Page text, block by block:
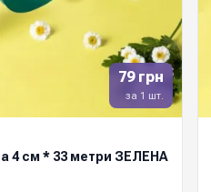
79 грн
за 1 шт.
4 см * 33 метри ЗЕЛЕНА